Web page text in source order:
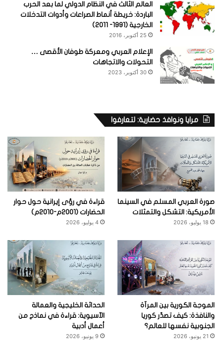
العالم الثالث في النظام الدولي لما بعد الحرب
الباردة: خريطة أنماط الصراعات وأدوات التدخلات
الخارجية (1991- 2011)
25 أكتوبر، 2016
الإعلام العربي ومعركة طوفان الأقصى …
التحولات والاتجاهات
30 أكتوبر، 2023
مرايا ونوافذ حضارية: لتعارفوا
صورة العربي المسلم في السينما
الأمريكية: التشكل والتمثلات
18 يوليو، 2026
قراءة في رؤى إيرانية حول حوار
الحضارات (2001م-2010م)
4 يوليو، 2026
الموجة الكورية بين المرآة
والنافذة: كيف تصدِّر كوريا
الجنوبية نفسها للعالم؟
21 يونيو، 2026
الحداثة الخليجية والعمالة
الآسيوية: قراءة في نماذج من
أعمال أدبية
9 يونيو، 2026